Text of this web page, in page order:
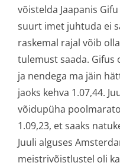
võistelda Jaapanis
suurt imet juhtuda ei
raskemal rajal võib
tulemust saada.
ja nendega ma jäin
jaoks kehva 1.07,44.
võidupüha
1.09,23, et saaks
Juuli alguses
meistrivõistlustel oli